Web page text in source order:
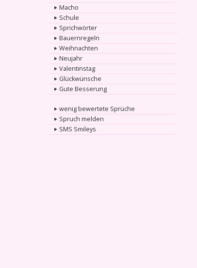
Macho
Schule
Sprichwörter
Bauernregeln
Weihnachten
Neujahr
Valentinstag
Glückwünsche
Gute Besserung
wenig bewertete Sprüche
Spruch melden
SMS Smileys